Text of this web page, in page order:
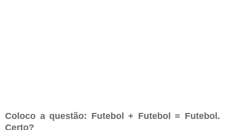
Coloco a questão: Futebol + Futebol = Futebol.
Certo?